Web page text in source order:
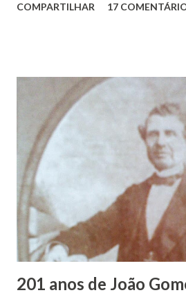
Vieira dos Santos e Arlinda Barroso
infância pobre, João Vieira não
estudos, e então passou a colocar
plano para auxiliar na renda
garçon, dono de bar, de armarinho e
panificação. “Ao contrário de
raízes e procuram obscurecer seu
em defender o pão como garçon,
que trabalhar copiosamente fora
trocas de gorjetas que c...
COMPARTILHAR 17
201 anos de João